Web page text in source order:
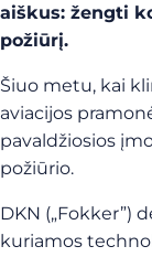
aiškus: žengti
požiūrį.
Šiuo metu, kai
aviacijos
pavaldžiosios
požiūrio.
DKN („Fokker”)
kuriamos